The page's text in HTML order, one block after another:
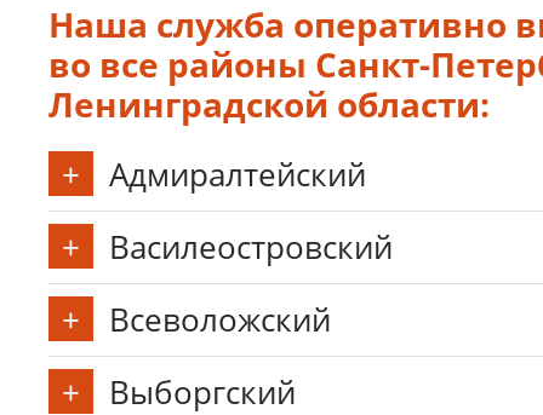
Наша служба оперативно
во все районы Санкт-
Ленинградской области:
Адмиралтейский
Василеостровский
Всеволожский
Выборгский